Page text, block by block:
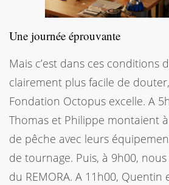
Une journée éprouvante
Mais c’est dans ces conditions
clairement plus facile de
Fondation Octopus excelle. A
Thomas et Philippe montaient
de pêche avec leurs
de tournage. Puis, à 9h00,
du REMORA. A 11h00, Quentin